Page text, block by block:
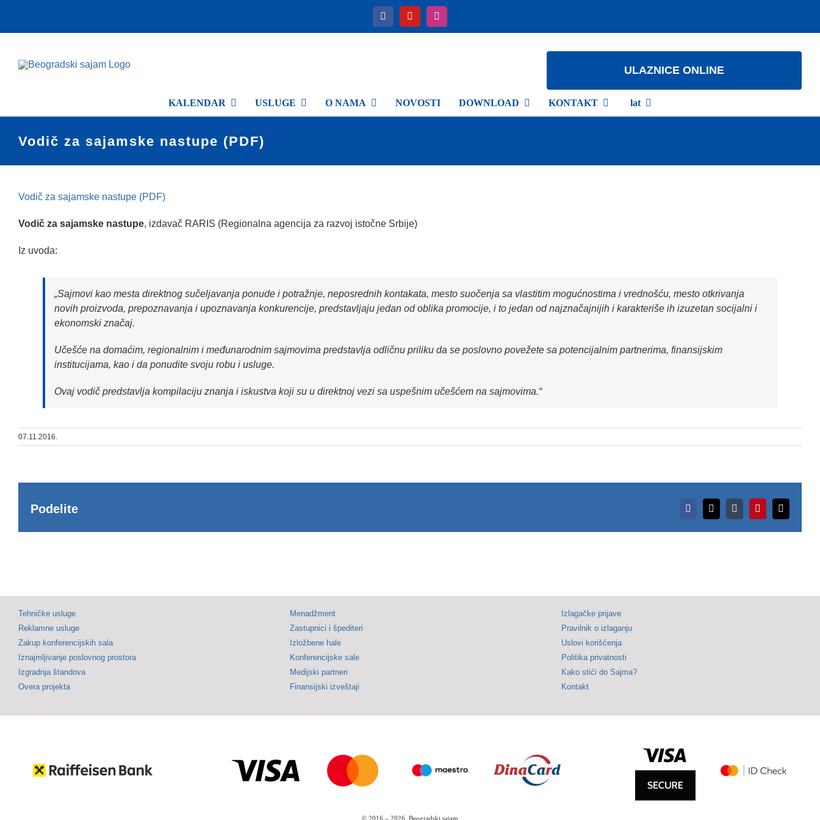
content
ULAZNICE ONLINE
KALENDAR USLUGE O NAMA NOVOSTI DOWNLOAD KONTAKT lat
Vodič za sajamske nastupe (PDF)
Vodič za sajamske nastupe (PDF)
Vodič za sajamske nastupe, izdavač RARIS (Regionalna agencija za razvoj istočne Srbije)
Iz uvoda:
„Sajmovi kao mesta direktnog sučeljavanja ponude i potražnje, neposrednih kontakata, mesto suočenja sa vlastitim mogućnostima i vrednošću, mesto otkrivanja
novih proizvoda, prepoznavanja i upoznavanja konkurencije, predstavljaju jedan od oblika promocije, i to jedan od najznačajnijih i karakteriše ih izuzetan socijalni i
ekonomski značaj.
Učešće na domaćim, regionalnim i međunarodnim sajmovima predstavlja odličnu priliku da se poslovno povežete sa potencijalnim partnerima, finansijskim
institucijama, kao i da ponudite svoju robu i usluge.
Ovaj vodič predstavlja kompilaciju znanja i iskustva koji su u direktnoj vezi sa uspešnim učešćem na sajmovima.“
07.11.2016.
Podelite Facebook
X TumblrPinterestEmail
Tehničke usluge
Reklamne usluge
Zakup konferencijskih sala
Iznajmljivanje poslovnog prostora
Izgradnja štandova
Overa projekta
Menadžment
Zastupnici i špediteri
Izložbene hale
Konferencijske sale
Medijski partneri
Finansijski izveštaji
Izlagačke prijave
Pravilnik o izlaganju
Uslovi korišćenja
Politika privatnosti
Kako stići do Sajma?
Kontakt
© 2016 – 2026. Beogradski sajam